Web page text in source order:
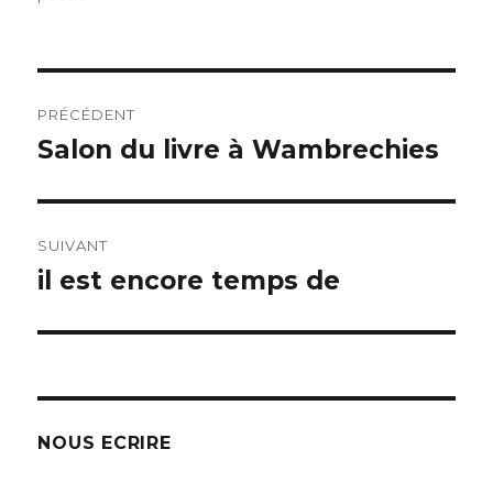
de
PRÉCÉDENT
Article
Salon du livre à Wambrechies
SUIVANT
Article
il est encore temps de
NOUS ECRIRE